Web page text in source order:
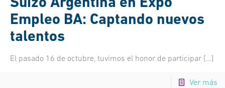
Suizo Argentina en Expo
Empleo BA: Captando nuevos
talentos
El pasado 16 de octubre, tuvimos el honor de participar […]
Ver más